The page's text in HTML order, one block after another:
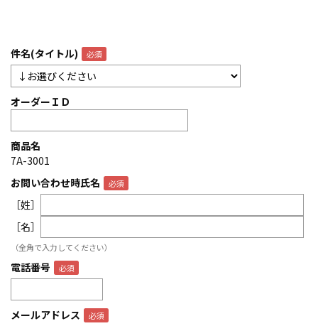
件名(タイトル)
オーダーＩＤ
商品名
7A-3001
お問い合わせ時氏名
［姓］
［名］
（全角で入力してください）
電話番号
メールアドレス